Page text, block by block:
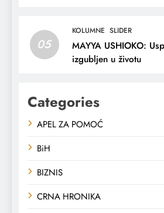
05
KOLUMNE SLIDER
MAYYA USHIOKO:
izgubljen u životu
Categories
APEL ZA POMOĆ
BiH
BIZNIS
CRNA HRONIKA